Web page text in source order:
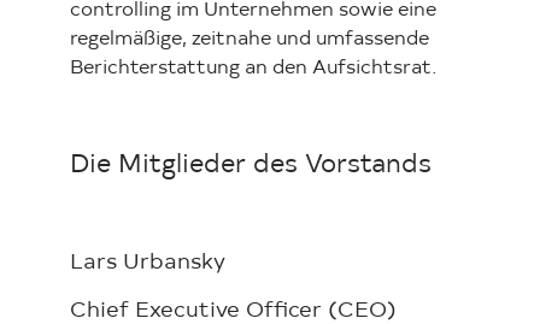
controlling im Unternehmen sowie eine
regelmäßige, zeitnahe und umfassende
Berichterstattung an den Aufsichtsrat.
Die Mitglieder des Vorstands
Lars Urbansky
Chief Executive Officer (CEO)